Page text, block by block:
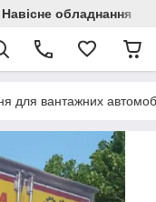
Навісне обладнання
для вантажних